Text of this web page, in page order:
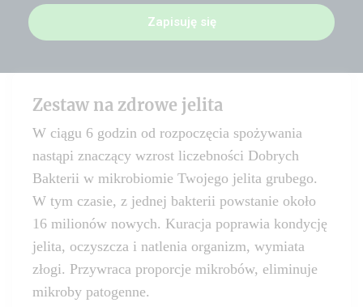
Zapisuję się
Zestaw na zdrowe jelita
W ciągu 6 godzin od rozpoczęcia spożywania
nastąpi znaczący wzrost liczebności Dobrych
Bakterii w mikrobiomie Twojego jelita grubego.
W tym czasie, z jednej bakterii powstanie około
16 milionów nowych. Kuracja poprawia kondycję
jelita, oczyszcza i natlenia organizm, wymiata
złogi. Przywraca proporcje mikrobów, eliminuje
mikroby patogenne.